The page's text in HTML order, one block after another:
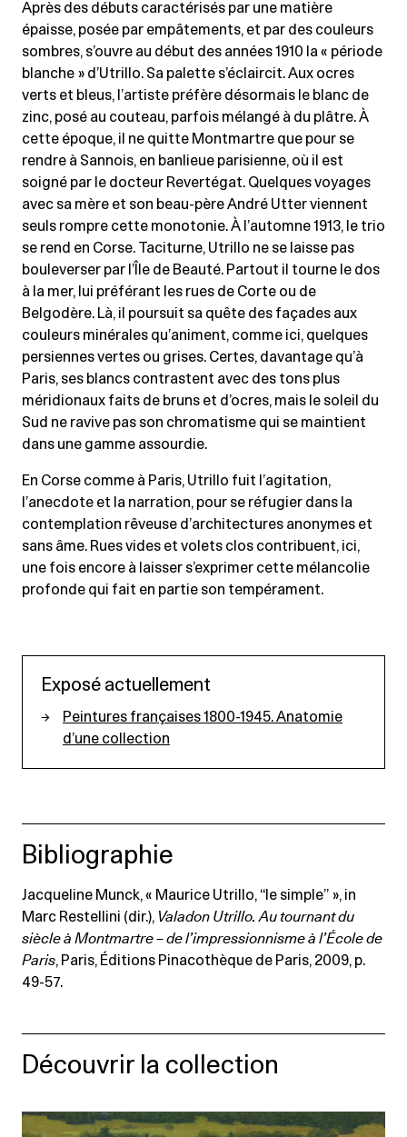
Après des débuts caractérisés par une matière
épaisse, posée par empâtements, et par des couleurs
sombres, s’ouvre au début des années 1910 la « période
blanche » d’Utrillo. Sa palette s’éclaircit. Aux ocres
verts et bleus, l’artiste préfère désormais le blanc de
zinc, posé au couteau, parfois mélangé à du plâtre. À
cette époque, il ne quitte Montmartre que pour se
rendre à Sannois, en banlieue parisienne, où il est
soigné par le docteur Revertégat. Quelques voyages
avec sa mère et son beau-père André Utter viennent
seuls rompre cette monotonie. À l’automne 1913, le trio
se rend en Corse. Taciturne, Utrillo ne se laisse pas
bouleverser par l’Île de Beauté. Partout il tourne le dos
à la mer, lui préférant les rues de Corte ou de
Belgodère. Là, il poursuit sa quête des façades aux
couleurs minérales qu’animent, comme ici, quelques
persiennes vertes ou grises. Certes, davantage qu’à
Paris, ses blancs contrastent avec des tons plus
méridionaux faits de bruns et d’ocres, mais le soleil du
Sud ne ravive pas son chromatisme qui se maintient
dans une gamme assourdie.
En Corse comme à Paris, Utrillo fuit l’agitation,
l’anecdote et la narration, pour se réfugier dans la
contemplation rêveuse d’architectures anonymes et
sans âme. Rues vides et volets clos contribuent, ici,
une fois encore à laisser s’exprimer cette mélancolie
profonde qui fait en partie son tempérament.
Exposé actuellement
Peintures françaises 1800-1945. Anatomie
d’une collection
Bibliographie
Jacqueline Munck, « Maurice Utrillo, “le simple” », in
Marc Restellini (dir.), Valadon Utrillo. Au tournant du
siècle à Montmartre – de l’impressionnisme à l’École de
Paris, Paris, Éditions Pinacothèque de Paris, 2009, p.
49-57.
Découvrir la collection